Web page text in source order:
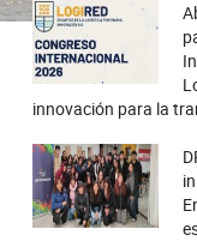
innovación para la